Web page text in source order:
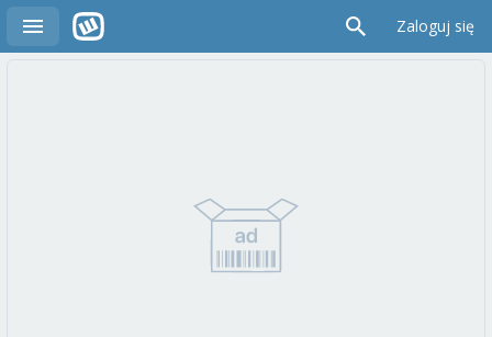
Zaloguj się